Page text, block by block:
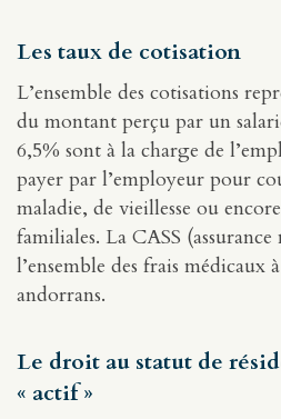
Les taux de cotisation
L’ensemble des cotisations
du montant perçu par un
6,5% sont à la charge de
payer par l’employeur pour
maladie, de vieillesse ou
familiales. La CASS
l’ensemble des frais médicaux
andorrans.
Le droit au statut de
« actif »